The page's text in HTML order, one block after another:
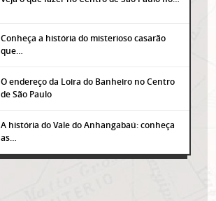
Conheça a história do misterioso casarão
que…
O endereço da Loira do Banheiro no Centro
de São Paulo
A história do Vale do Anhangabaú: conheça
as…